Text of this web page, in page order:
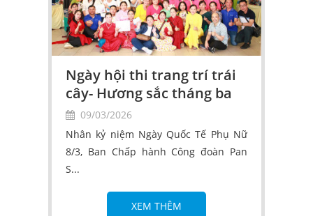
Ngày hội thi trang trí trái
cây- Hương sắc tháng ba
09/03/2026
Nhân kỷ niệm Ngày Quốc Tế Phụ Nữ
8/3, Ban Chấp hành Công đoàn Pan
S...
XEM THÊM